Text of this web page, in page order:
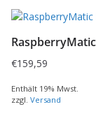
€159,59
Enthält 19% Mwst.
zzgl. Versand
D
e
s
s
P